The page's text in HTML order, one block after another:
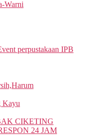
Warni
perpustakaan IPB
Kayu
CIKETING
24 JAM